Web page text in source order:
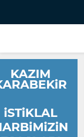
Şubat Kara